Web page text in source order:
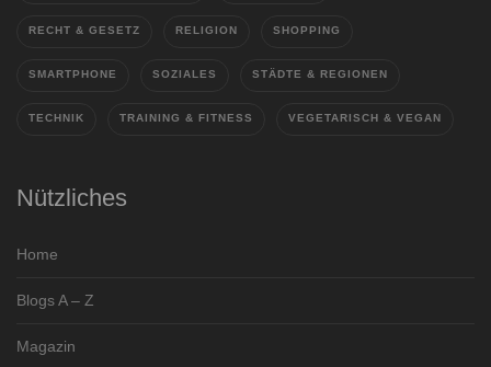
RECHT & GESETZ RELIGION SHOPPING
SMARTPHONE SOZIALES STÄDTE & REGIONEN
TECHNIK TRAINING & FITNESS VEGETARISCH & VEGAN
Nützliches
Home
Blogs A – Z
Magazin